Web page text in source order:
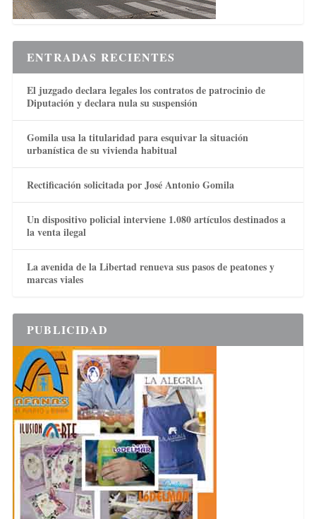
ENTRADAS RECIENTES
El juzgado declara legales los contratos de patrocinio de
Diputación y declara nula su suspensión
Gomila usa la titularidad para esquivar la situación
urbanística de su vivienda habitual
Rectificación solicitada por José Antonio Gomila
Un dispositivo policial interviene 1.080 artículos destinados a
la venta ilegal
La avenida de la Libertad renueva sus pasos de peatones y
marcas viales
PUBLICIDAD